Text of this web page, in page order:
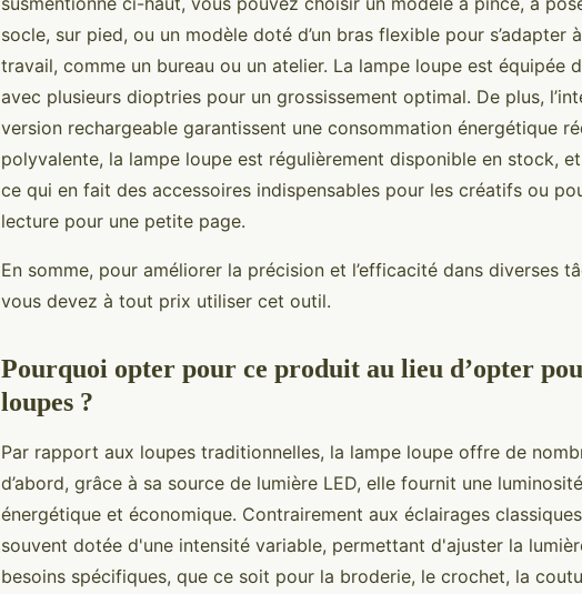
socle, sur pied, ou un modèle doté d’un bras flexible pour s’adapter
travail, comme un bureau ou un atelier. La lampe loupe est équipée
avec plusieurs dioptries pour un grossissement optimal. De plus,
version rechargeable garantissent une consommation énergétique
polyvalente, la lampe loupe est régulièrement disponible en stock,
ce qui en fait des accessoires indispensables pour les créatifs ou
lecture pour une petite page.
En somme, pour améliorer la précision et l’efficacité dans diverses
vous devez à tout prix utiliser cet outil.
Pourquoi opter pour ce produit au lieu d’opter
loupes ?
Par rapport aux loupes traditionnelles, la lampe loupe offre de
d’abord, grâce à sa source de lumière LED, elle fournit une
énergétique et économique. Contrairement aux éclairages
souvent dotée d'une intensité variable, permettant d'ajuster la
besoins spécifiques, que ce soit pour la broderie, le crochet, la